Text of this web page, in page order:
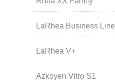
LaRhea Business Line
LaRhea V+
Azkoyen Vitro S1